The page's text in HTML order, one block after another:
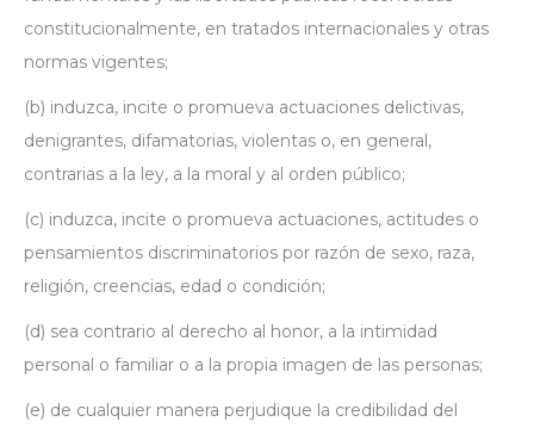
constitucionalmente, en tratados internacionales y otras
normas vigentes;
(b) induzca, incite o promueva actuaciones delictivas,
denigrantes, difamatorias, violentas o, en general,
contrarias a la ley, a la moral y al orden público;
(c) induzca, incite o promueva actuaciones, actitudes o
pensamientos discriminatorios por razón de sexo, raza,
religión, creencias, edad o condición;
(d) sea contrario al derecho al honor, a la intimidad
personal o familiar o a la propia imagen de las personas;
(e) de cualquier manera perjudique la credibilidad del